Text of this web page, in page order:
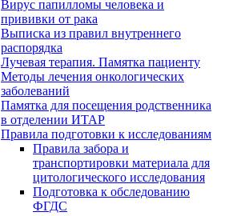
Вирус папилломы человека и
прививки от рака
Выписка из правил внутреннего
распорядка
Лучевая терапия. Памятка пациенту
Методы лечения онкологических
заболеваний
Памятка для посещения родственника
в отделении ИТАР
Правила подготовки к исследованиям
Правила забора и
транспортировки материала для
цитологического исследования
Подготовка к обследованию
ФГДС